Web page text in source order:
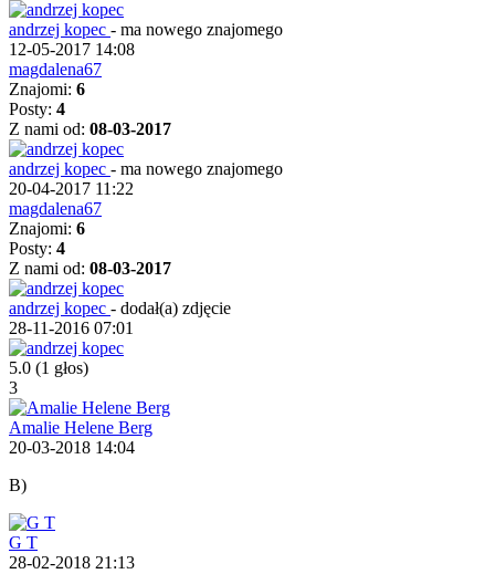
andrzej kopec - ma nowego znajomego
12-05-2017 14:08
magdalena67
Znajomi: 6
Posty: 4
Z nami od: 08-03-2017
andrzej kopec - ma nowego znajomego
20-04-2017 11:22
magdalena67
Znajomi: 6
Posty: 4
Z nami od: 08-03-2017
andrzej kopec - dodał(a) zdjęcie
28-11-2016 07:01
5.0 (1 głos)
3
Amalie Helene Berg
20-03-2018 14:04
B)
G T
28-02-2018 21:13